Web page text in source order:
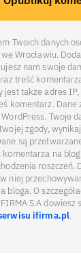
Twoich danych
Wrocławiu.
nam swoje
treść
jest także adres
komentarz. Dane
Twoje
zgody,
są
na
roszczeń.
niej
bloga. O
S.A dowiesz
ifirma.pl.